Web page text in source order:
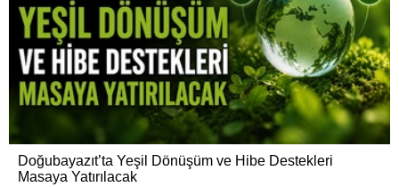
Doğubayazıt’ta Yeşil Dönüşüm ve Hibe Destekleri
Masaya Yatırılacak